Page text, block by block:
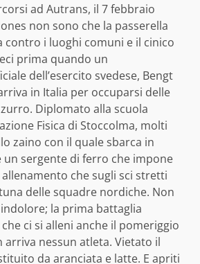
ad Autrans, il 7 febbraio
non sono che la passerella
contro i luoghi comuni e il cinico
prima quando un
dell’esercito svedese, Bengt
in Italia per occuparsi delle
Diplomato alla scuola
Fisica di Stoccolma, molti
zaino con il quale sbarca in
un sergente di ferro che impone
che sugli sci stretti
delle squadre nordiche. Non
la prima battaglia
ci si alleni anche il pomeriggio
arriva nessun atleta. Vietato il
da aranciata e latte. E apriti